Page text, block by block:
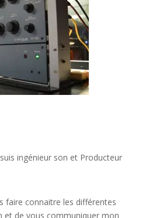
suis ingénieur son et Producteur
faire connaitre les différentes
et de vous communiquer mon